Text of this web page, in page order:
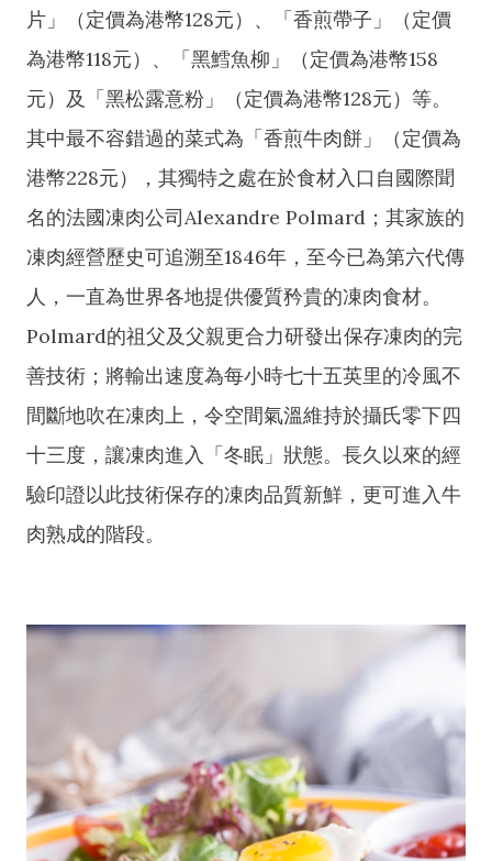
片」（定價為港幣128元）、「香煎帶子」（定價
為港幣118元）、「黑鱈魚柳」（定價為港幣158
元）及「黑松露意粉」（定價為港幣128元）等。
其中最不容錯過的菜式為「香煎牛肉餅」（定價為
港幣228元），其獨特之處在於食材入口自國際聞
名的法國凍肉公司Alexandre Polmard；其家族的
凍肉經營歷史可追溯至1846年，至今已為第六代傳
人，一直為世界各地提供優質矜貴的凍肉食材。
Polmard的祖父及父親更合力研發出保存凍肉的完
善技術；將輸出速度為每小時七十五英里的冷風不
間斷地吹在凍肉上，令空間氣溫維持於攝氏零下四
十三度，讓凍肉進入「冬眠」狀態。長久以來的經
驗印證以此技術保存的凍肉品質新鮮，更可進入牛
肉熟成的階段。